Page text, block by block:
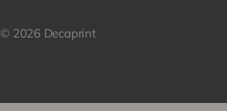
© 2026 Decaprint